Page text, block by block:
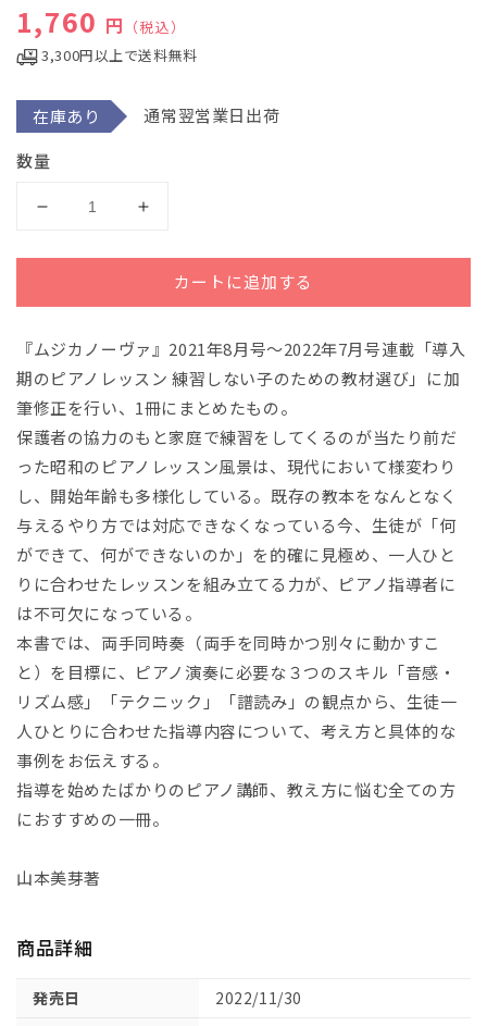
ル
で
ィ
く
通常価格
1,760 円 （税込）
3,300円以上で送料無料
在庫あり
通常翌営業日出荷
数量
子
の
た
め
ピ
ア
ノ
レ
ッ
ス
ン
で
た！
を
積
み
上
て
同
奏
練
子
の
た
め
ピ
ア
ノ
レ
ッ
ス
ン
で
た！
を
積
み
上
カートに追加する
『ムジカノーヴァ』2021年8月号～2022年7月号連載「導入
期のピアノレッスン 練習しない子のための教材選び」に加
筆修正を行い、1冊にまとめたもの。
保護者の協力のもと家庭で練習をしてくるのが当たり前だ
った昭和のピアノレッスン風景は、現代において様変わり
し、開始年齢も多様化している。既存の教本をなんとなく
与えるやり方では対応できなくなっている今、生徒が「何
ができて、何ができないのか」を的確に見極め、一人ひと
りに合わせたレッスンを組み立てる力が、ピアノ指導者に
は不可欠になっている。
本書では、両手同時奏（両手を同時かつ別々に動かすこ
と）を目標に、ピアノ演奏に必要な３つのスキル「音感・
リズム感」「テクニック」「譜読み」の観点から、生徒一
人ひとりに合わせた指導内容について、考え方と具体的な
事例をお伝えする。
指導を始めたばかりのピアノ講師、教え方に悩む全ての方
におすすめの一冊。
山本美芽著
商品詳細
発売日 2022/11/30